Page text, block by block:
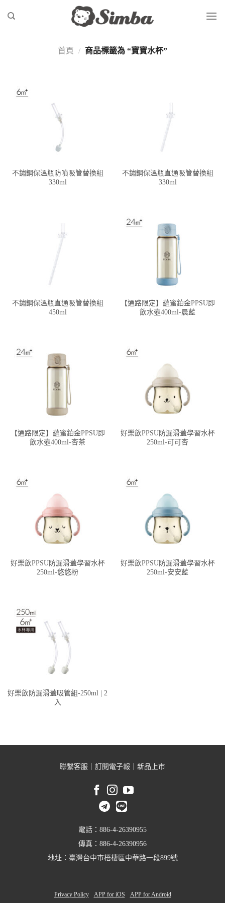
首頁 / 商品標籤為 “寶寶水杯”
不鏽鋼保溫瓶防噴吸管替換組
330ml
不鏽鋼保溫瓶直通吸管替換組
330ml
不鏽鋼保溫瓶直通吸管替換組
450ml
【通路限定】蘊蜜鉑金PPSU即
飲水壺400ml-晨藍
【通路限定】蘊蜜鉑金PPSU即
飲水壺400ml-杏茶
好樂飲PPSU防漏滑蓋學習水杯
250ml-可可杏
好樂飲PPSU防漏滑蓋學習水杯
250ml-悠悠粉
好樂飲PPSU防漏滑蓋學習水杯
250ml-安安藍
好樂飲防漏滑蓋吸管組-250ml | 2
入
聯繫客服 訂閱電子報 新品上市
電話：886-4-26390955
傳真：886-4-26390956
地址：臺灣台中市梧棲區中華路一段899號
Privacy Policy APP for iOS APP for Android